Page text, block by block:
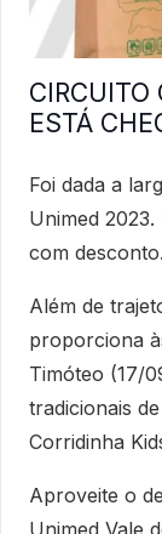
CIRCUITO
ESTÁ
Foi dada a
Unimed
com desconto.
Além de
proporciona
Timóteo (17/
tradicionais
Corridinha
Aproveite o
Unimed Vale